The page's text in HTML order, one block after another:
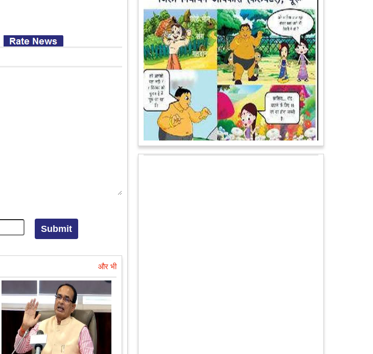
और भी
पेट पकड़ कर हंसने पर मजबूर हो जायेंगे आप जानवरों की ये अदाएं
देखकर
कल्पना कीजिये उस दृश्य की, जिसमें कोई गिलहरी किसी मेंढक के
साथ लिप-लॉक कर रही हो। गिलहरी झूला झूल रही हो। आगे पढ़ें